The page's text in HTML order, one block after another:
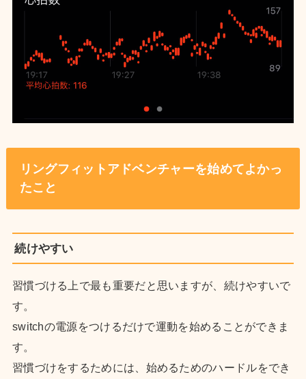
リングフィットアドベンチャーを始めてよかっ
たこと
続けやすい
習慣づける上で最も重要だと思いますが、続けやすいで
す。
switchの電源をつけるだけで運動を始めることができま
す。
習慣づけをするためには、始めるためのハードルをでき